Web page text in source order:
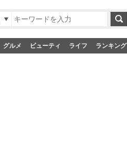
グルメ ビューティ ライフ ランキング